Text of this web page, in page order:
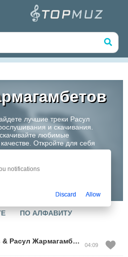
лучшие треки Расул
и скачивания.
любимые
Откройте для себя
перспективных артистов
ПО АЛФАВИТУ
& Расул Жармагамбетов
04:09
notifications
Discard Allow